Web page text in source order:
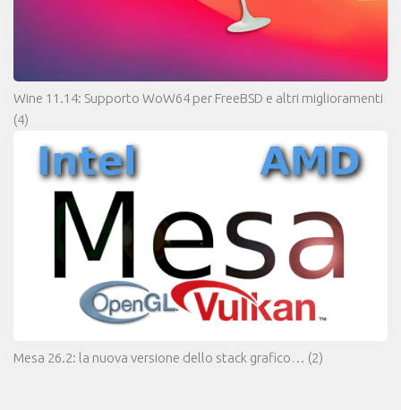
Wine 11.14: Supporto WoW64 per FreeBSD e altri miglioramenti
(4)
Mesa 26.2: la nuova versione dello stack grafico… (2)